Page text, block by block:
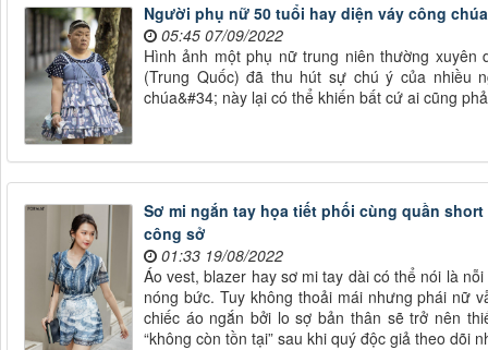
Người phụ nữ 50 tuổi hay diện váy công
05:45 07/09/2022
Hình ảnh một phụ nữ trung niên thường
(Trung Quốc) đã thu hút sự chú ý của nhiều
chúa&#34; này lại có thể khiến bất cứ ai cũng
Sơ mi ngắn tay họa tiết phối cùng quần
công sở
01:33 19/08/2022
Áo vest, blazer hay sơ mi tay dài có thể nói là
nóng bức. Tuy không thoải mái nhưng phái nữ
chiếc áo ngắn bởi lo sợ bản thân sẽ trở nên
“không còn tồn tại” sau khi quý độc giả theo dõi